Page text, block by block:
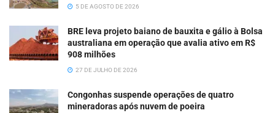
5 DE AGOSTO DE 2026
BRE leva projeto baiano de bauxita e gálio à Bolsa
australiana em operação que avalia ativo em R$
908 milhões
27 DE JULHO DE 2026
Congonhas suspende operações de quatro
mineradoras após nuvem de poeira